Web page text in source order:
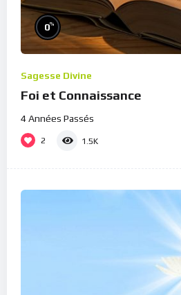
0%
Sagesse Divine
Foi et Connaissance
4 Années Passés
2 1.5K